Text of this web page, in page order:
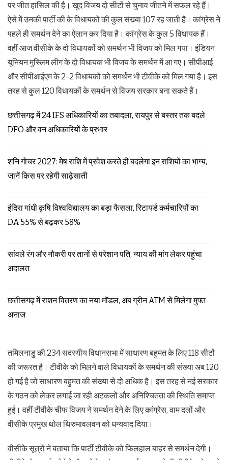
पर जीत हासिल की है। खुद विजय दो सीटों से चुनाव जीतने में सफल रहे हैं।
ऐसे में उनकी पार्टी की के विधायकों की कुल संख्या 107 रह जाती है। कांग्रेस ने
पहले ही समर्थन देने का ऐलान कर दिया है। कांग्रेस के कुल 5 विधायक हैं।
वहीं आज वीसीके के दो विधायकों को समर्थन भी विजय को मिल गया। इंडियन
यूनियन मुस्लिम लीग के दो विधायक भी विजय के समर्थन में आ गए। सीपीआई
और सीपीआईएम के 2-2 विधायकों को समर्थन भी टीवीके को मिल गया है। इस
तरह से कुल 120 विधायकों के समर्थन से विजय सरकार बना सकते हैं।
छत्तीसगढ़ में 24 IFS अधिकारियों का तबादला, रायपुर से बस्तर तक बदले
DFO और वन अधिकारियों के प्रभार
शनि गोचर 2027: मेष राशि में प्रवेश करते ही बदलेगा इन राशियों का भाग्य,
जानें किस पर रहेगी साढ़ेसाती
इंदिरा गांधी कृषि विश्वविद्यालय का बड़ा फैसला, रिटायर्ड कर्मचारियों का
DA 55% से बढ़कर 58%
सांवले रंग और नौकरी पर तानों से परेशान पति, न्याय की मांग लेकर पहुंचा
अदालत
छत्तीसगढ़ में राशन वितरण का नया मॉडल, अब ग्रीन ATM से मिलेगा मुफ्त
अनाज
तमिलनाडु की 234 सदस्यीय विधानसभा में साधारण बहुमत के लिए 118 सीटों
की जरूरत है। टीवीके को मिलने वाले विधायकों के समर्थन की संख्या अब 120
हो गई है जो साधारण बहुमत की संख्या से दो अधिक है। इस तरह से नई सरकार
के गठन को लेकर लगाई जा रही अटकलों और अनिश्चितता की स्थिति समाप्त
हुई। वहीं टीवीके चीफ विजय ने समर्थन देने के लिए कांग्रेस, वाम दलों और
वीसीके प्रमुख थोल थिरुमावलवन को धन्यवाद दिया।
वीसीके सूत्रों ने बताया कि पार्टी टीवीके को फिलहाल बाहर से समर्थन देगी।